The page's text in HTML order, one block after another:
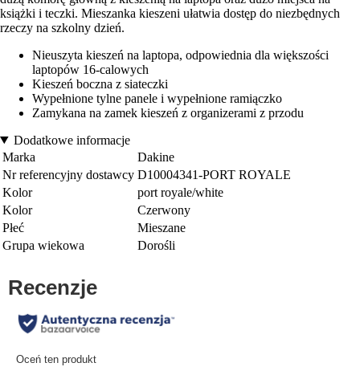
książki i teczki. Mieszanka kieszeni ułatwia dostęp do niezbędnych
rzeczy na szkolny dzień.
Nieuszyta kieszeń na laptopa, odpowiednia dla większości
laptopów 16-calowych
Kieszeń boczna z siateczki
Wypełnione tylne panele i wypełnione ramiączko
Zamykana na zamek kieszeń z organizerami z przodu
Dodatkowe informacje
Marka
Dakine
Nr referencyjny dostawcy D10004341-PORT ROYALE
Kolor
port royale/white
Kolor
Czerwony
Płeć
Mieszane
Grupa wiekowa
Dorośli